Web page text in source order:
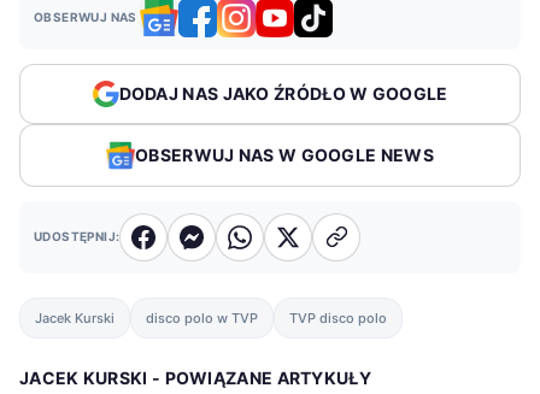
OBSERWUJ NAS
DODAJ NAS JAKO ŹRÓDŁO W GOOGLE
OBSERWUJ NAS W GOOGLE NEWS
UDOSTĘPNIJ:
Jacek Kurski disco polo w TVP TVP disco polo
JACEK KURSKI - POWIĄZANE ARTYKUŁY